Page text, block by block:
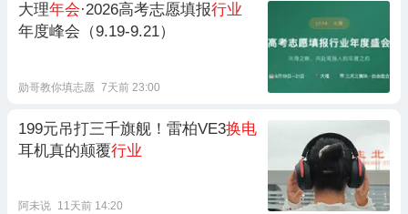
大理年会·2026高考志愿填报行业
年度峰会（9.19-9.21）
勋哥教你填志愿 7天前 23:00
199元吊打三千旗舰！雷柏VE3换电
耳机真的颠覆行业
阿未说 11天前 14:20